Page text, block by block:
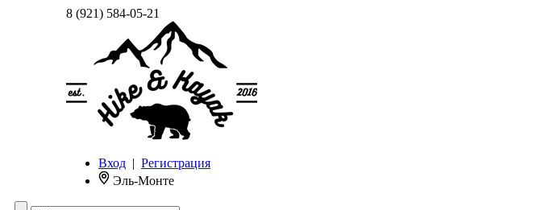
8 (921) 584-05-21
Вход | Регистрация
Эль-Монте